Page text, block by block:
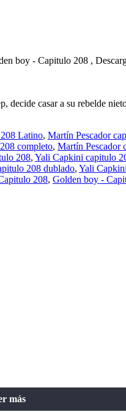
boy - Capitulo 208 ,
casar a su rebelde
Latino, Martín Pescador
completo, Martín Pescador
208, Yali Capkini capitulo
208 dublado, Yali
208, Golden boy -
más